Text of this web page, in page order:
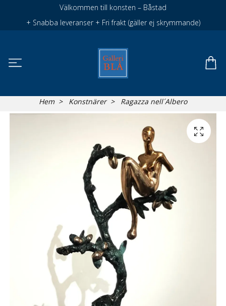
Välkommen till konsten – Båstad
+ Snabba leveranser + Fri frakt (gäller ej skrymmande)
Hem Konstnärer Ragazza nell´Albero